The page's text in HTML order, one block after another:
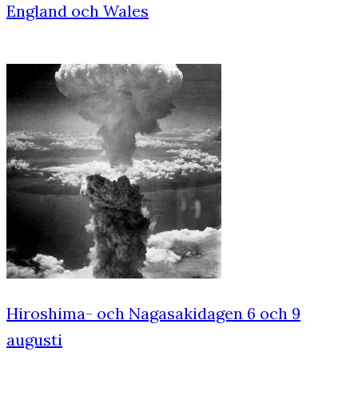
England och Wales
Hiroshima- och Nagasakidagen 6 och 9
augusti